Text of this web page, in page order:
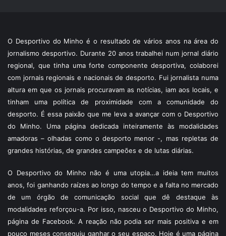
O Desportivo do Minho é o resultado de vários anos na área do
jornalismo desportivo. Durante 20 anos trabalhei num jornal diário
regional, que tinha uma forte componente desportiva, colaborei
com jornais regionais e nacionais de desporto. Fui jornalista numa
altura em que os jornais procuravam as notícias, iam aos locais, e
tinham uma política de proximidade com a comunidade do
desporto. É essa paixão que me leva a avançar com o Desportivo
do Minho. Uma página dedicada inteiramente às modalidades
amadoras – olhadas como o desporto menor -, mas repletas de
grandes histórias, de grandes campeões e de lutas diárias.
O Desportivo do Minho não é uma utopia…a ideia tem muitos
anos, foi ganhando raízes ao longo do tempo e a falta no mercado
de um órgão de comunicação social que dê destaque às
modalidades reforçou-a. Por isso, nasceu o Desportivo do Minho,
página de Facebook. A reação não podia ser mais positiva e em
pouco meses conseguiu ganhar o seu espaço. Hoje é uma página